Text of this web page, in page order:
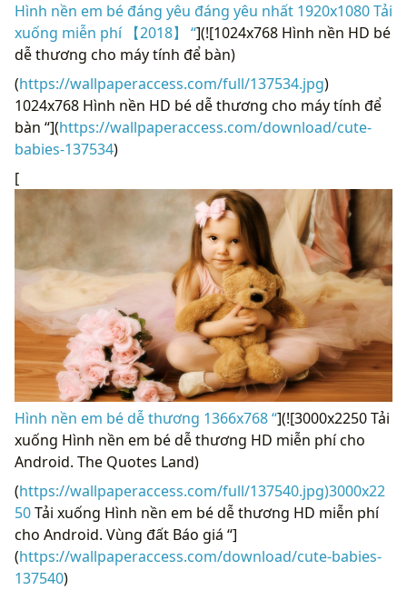
Hình nền em bé đáng yêu đáng yêu nhất 1920x1080 Tải
xuống miễn phí 【2018】 “](![1024x768 Hình nền HD bé
dễ thương cho máy tính để bàn)
(https://wallpaperaccess.com/full/137534.jpg)
1024x768 Hình nền HD bé dễ thương cho máy tính để
bàn “](https://wallpaperaccess.com/download/cute-
babies-137534)
[
Hình nền em bé dễ thương 1366x768 “](![3000x2250 Tải
xuống Hình nền em bé dễ thương HD miễn phí cho
Android. The Quotes Land)
(https://wallpaperaccess.com/full/137540.jpg)3000x22
50Tải xuống Hình nền em bé dễ thương HD miễn phí
cho Android. Vùng đất Báo giá “]
(https://wallpaperaccess.com/download/cute-babies-
137540)